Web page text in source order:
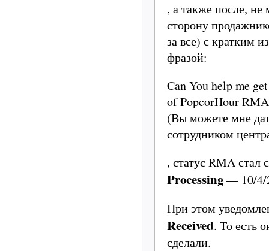
, а также после, не
сторону
за все) с кратким
фразой:
Can You help me
of PopcorHour
(Вы можете мне
сотрудником
, статус RMA
Processing— 10/4/
При этом
Received. То есть
сделали.